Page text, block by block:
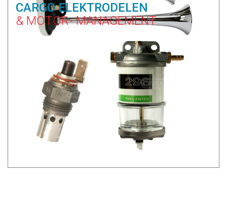
CARGO ELEKTRODELEN
& MOTOR- MANAGEMENT